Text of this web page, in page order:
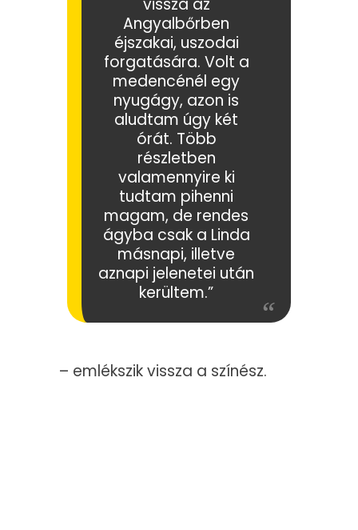
vissza az
Angyalbőrben
éjszakai, uszodai
forgatására. Volt a
medencénél egy
nyugágy, azon is
aludtam úgy két
órát. Több
részletben
valamennyire ki
tudtam pihenni
magam, de rendes
ágyba csak a Linda
másnapi, illetve
aznapi jelenetei után
kerültem.”
– emlékszik vissza a színész.